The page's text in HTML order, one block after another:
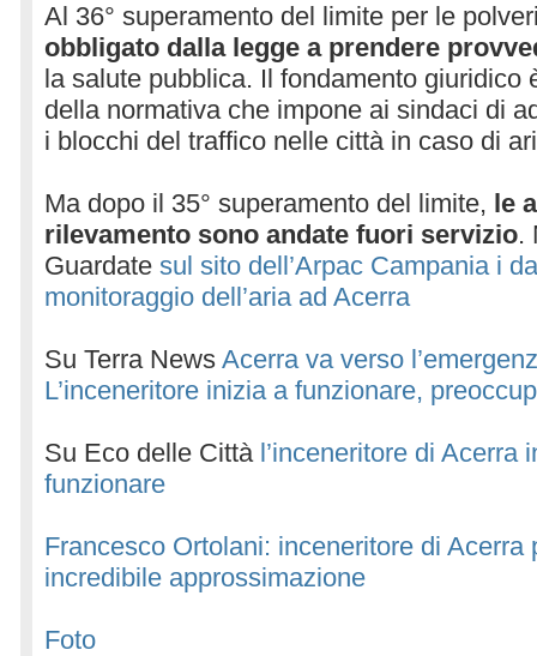
Al 36° superamento del limite per le
obbligato dalla legge a prendere
la salute pubblica. Il fondamento giuridico
della normativa che impone ai sindaci di
i blocchi del traffico nelle città in caso di
Ma dopo il 35° superamento del limite, le
rilevamento sono andate fuori servizio.
Guardate sul sito dell’Arpac Campania i
monitoraggio dell’aria ad Acerra
Su Terra News Acerra va verso
L’inceneritore inizia a funzionare,
Su Eco delle Città l’inceneritore di Acerra
funzionare
Francesco Ortolani: inceneritore di Acerra
incredibile approssimazione
Foto